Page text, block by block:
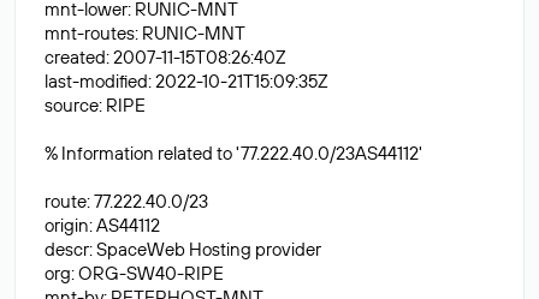
mnt-lower: RUNIC-MNT
mnt-routes: RUNIC-MNT
created: 2007-11-15T08:26:40Z
last-modified: 2022-10-21T15:09:35Z
source: RIPE
% Information related to '77.222.40.0/23AS44112'
route: 77.222.40.0/23
origin: AS44112
descr: SpaceWeb Hosting provider
org: ORG-SW40-RIPE